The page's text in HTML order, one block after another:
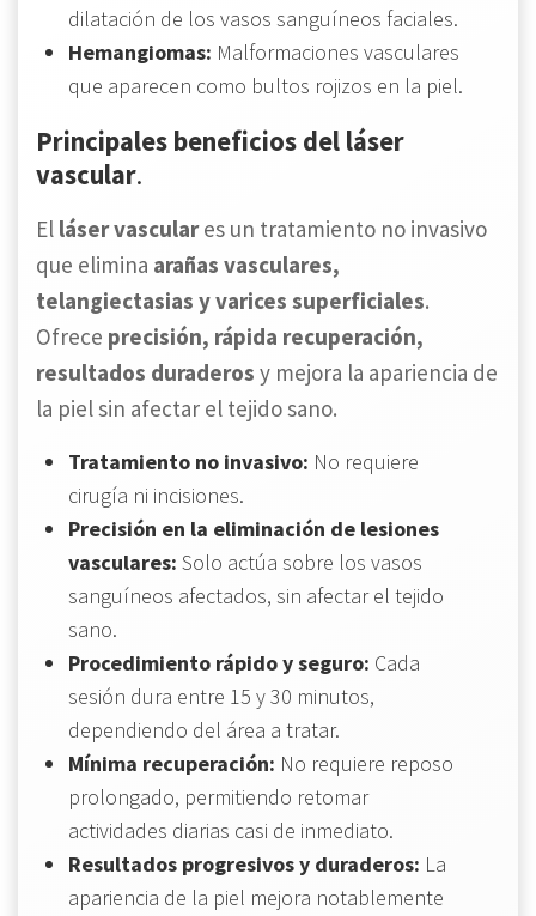
dilatación de los vasos sanguíneos faciales.
Hemangiomas: Malformaciones vasculares
que aparecen como bultos rojizos en la piel.
Principales beneficios del láser
vascular.
El láser vasculares un tratamiento no invasivo
que elimina arañas vasculares,
telangiectasias y varices superficiales.
Ofrece precisión, rápida recuperación,
resultados duraderos y mejora la apariencia de
la piel sin afectar el tejido sano.
Tratamiento no invasivo: No requiere
cirugía ni incisiones.
Precisión en la eliminación de lesiones
vasculares: Solo actúa sobre los vasos
sanguíneos afectados, sin afectar el tejido
sano.
Procedimiento rápido y seguro: Cada
sesión dura entre 15 y 30 minutos,
dependiendo del área a tratar.
Mínima recuperación: No requiere reposo
prolongado, permitiendo retomar
actividades diarias casi de inmediato.
Resultados progresivos y duraderos: La
apariencia de la piel mejora notablemente